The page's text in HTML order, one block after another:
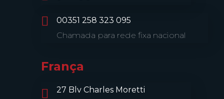
00351 258 323 095
Chamada para rede fixa nacional
França
27 Blv Charles Moretti